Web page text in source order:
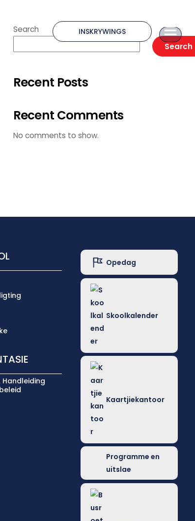
INSKRYWINGS
Search
Search
Recent Posts
Recent Comments
No comments to show.
Handleiding
Opedag
Skoolkalender
Kaartjiekantoor
Programme en
uitslae